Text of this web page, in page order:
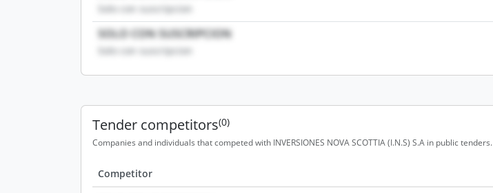
Solo con suscripcion
SOLO CON SUSCRIPCION
Solo con suscripcion
Tender competitors(0)
Companies and individuals that competed with INVERSIONES NOVA SCOTTIA (I.N.S) S.A in public tenders.
Competitor